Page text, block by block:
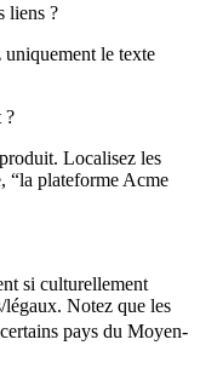
liens ?
le texte
?
Localisez les
“la plateforme Acme
si culturellement
Notez que les
pays du Moyen-